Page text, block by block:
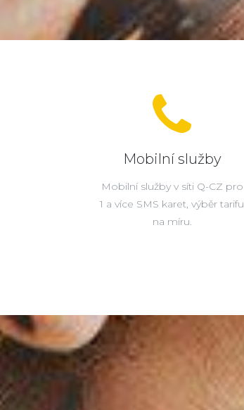
Mobilní služby
Mobilní služby v síti Q-CZ pro
1 a více SMS karet, výběr tarifu
na míru.